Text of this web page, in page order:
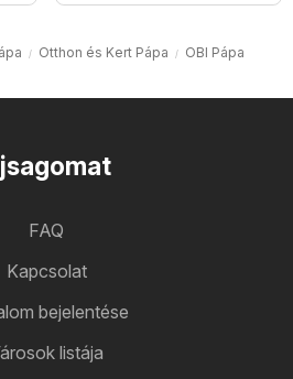
Otthon és Kert Pápa OBI Pápa
FAQ
Kapcsolat
bejelentése
listája